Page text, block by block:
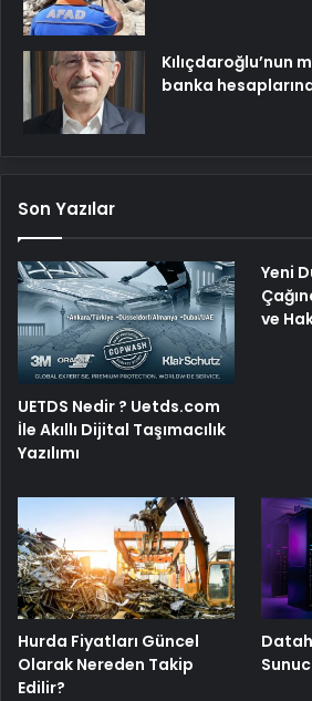
Kılıçdaroğlu’nun
banka
Son Yazılar
UETDS Nedir ? Uetds.com
İle Akıllı Dijital Taşımacılık
Yazılımı
Yeni
ve
Hurda Fiyatları Güncel
Olarak Nereden Takip
Edilir?